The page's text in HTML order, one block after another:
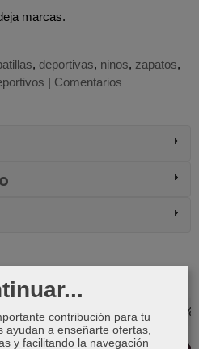
marcas.
deportivas ninos zapatos
| Comentarios
-34 % -32 %
contribución para tu
a enseñarte ofertas,
y facilitando la navegación